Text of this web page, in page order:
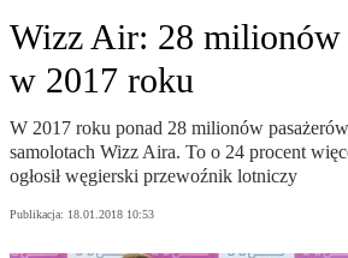
Wizz Air: 28 milionów
w 2017 roku
W 2017 roku ponad 28 milionów
samolotach Wizz Aira. To o 24 procent
ogłosił węgierski przewoźnik lotniczy
Publikacja: 18.01.2018 10:53